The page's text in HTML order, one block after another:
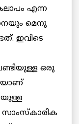
എന്ന
മെനു
ഇവിടെ
ഒരു